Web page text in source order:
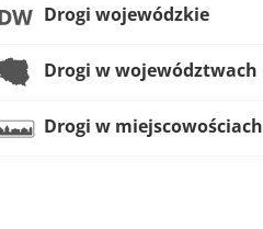
Drogi wojewódzkie
Drogi w województwach
Drogi w miejscowościach